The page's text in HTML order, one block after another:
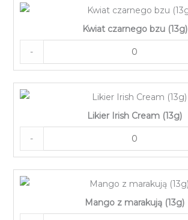
Kwiat czarnego bzu (13g)
-
Likier Irish Cream (13g)
-
Mango z marakują (13g)